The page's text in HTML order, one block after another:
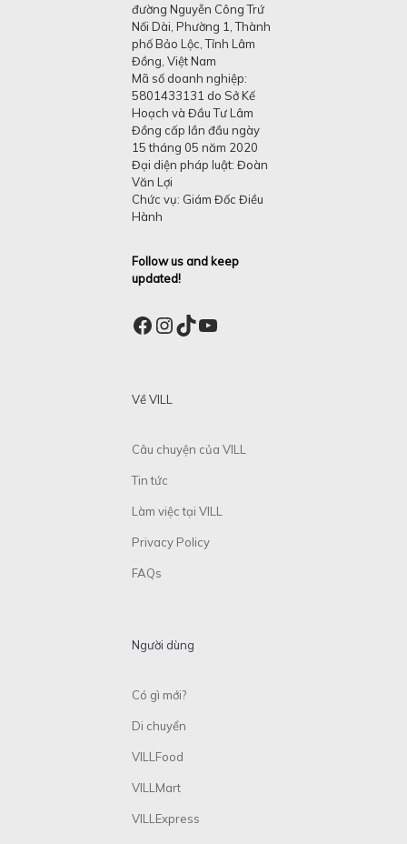
đường Nguyễn Công Trứ
Nối Dài, Phường 1, Thành
phố Bảo Lộc, Tỉnh Lâm
Đồng, Việt Nam
Mã số doanh nghiệp:
5801433131 do Sở Kế
Hoạch và Đầu Tư Lâm
Đồng cấp lần đầu ngày
15 tháng 05 năm 2020
Đại diện pháp luật: Đoàn
Văn Lợi
Chức vụ: Giám Đốc Điều
Hành
Follow us and keep
updated!
Facebook
Instagram
TikTok
YouTube
Về VILL
Câu chuyện của VILL
Tin tức
Làm việc tại VILL
Privacy Policy
FAQs
Người dùng
Có gì mới?
Di chuyển
VILLFood
VILLMart
VILLExpress